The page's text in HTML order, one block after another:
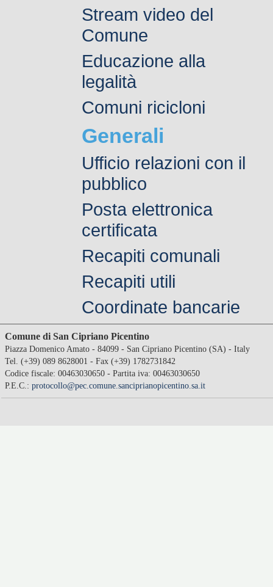
Stream video del
Comune
Educazione alla
legalità
Comuni ricicloni
Generali
Ufficio relazioni con il
pubblico
Posta elettronica
certificata
Recapiti comunali
Recapiti utili
Coordinate bancarie
Comune di San Cipriano Picentino
Piazza Domenico Amato - 84099 - San Cipriano Picentino (SA) - Italy
Tel. (+39) 089 8628001 - Fax (+39) 1782731842
Codice fiscale: 00463030650 - Partita iva: 00463030650
P.E.C.: protocollo@pec.comune.sanciprianopicentino.sa.it